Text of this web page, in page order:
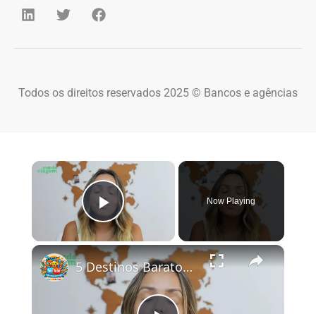
Todos os direitos reservados 2025 © Bancos e agências
×
Play Video
Now Playing
×
5 Destinos Baratos no Brasil Para Conhecer e Amar! 🇧🇷✨